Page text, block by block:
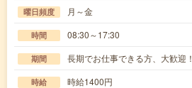
曜日頻度 月～金
時間 08:30～17:30
期間 長期でお仕事できる方、大歓迎！
時給 時給1400円